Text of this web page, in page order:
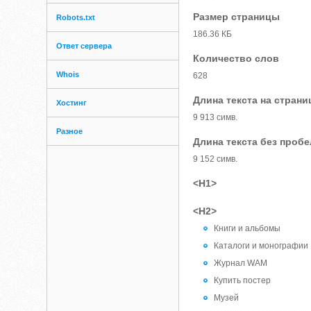
Robots.txt
Ответ сервера
Whois
Хостинг
Разное
Размер страницы
186.36 КБ
Количество слов
628
Длина текста на
9 913 симв.
Длина текста без
9 152 симв.
<H1>
<H2>
Книги и альбомы
Каталоги и монографии
Журнал WAM
Купить постер
Музей